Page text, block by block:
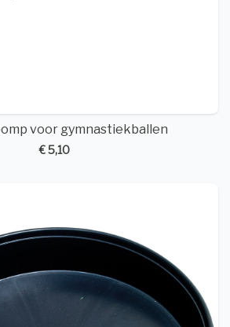
voor gymnastiekballen
€ 5,10